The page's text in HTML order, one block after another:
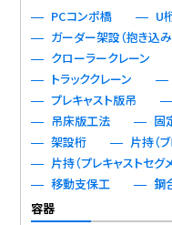
PCコンポ橋
U
ガーダー架設（抱き込み
クローラークレーン
トラッククレーン
プレキャスト版吊
吊床版工法
固
架設桁
片持（
片持（プレキャストセグ
移動支保工
鋼
容器